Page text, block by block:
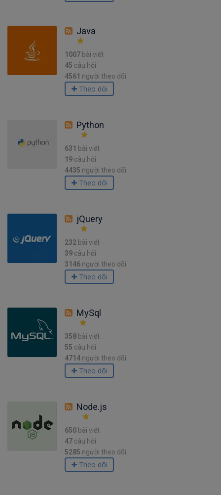
Java
1007 bài viết
45 câu hỏi
4561 người theo dõi
Theo dõi
Python
631 bài viết
19 câu hỏi
4435 người theo dõi
Theo dõi
jQuery
232 bài viết
39 câu hỏi
3146 người theo dõi
Theo dõi
MySql
358 bài viết
55 câu hỏi
4714 người theo dõi
Theo dõi
Node.js
650 bài viết
47 câu hỏi
5285 người theo dõi
Theo dõi